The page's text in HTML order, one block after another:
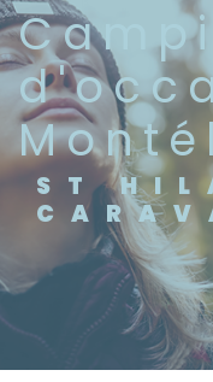
camping-car
ST HILAIRE